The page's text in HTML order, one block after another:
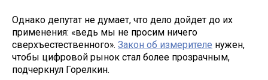
Однако депутат не думает, что дело дойдет до их
применения: «ведь мы не просим ничего
сверхъестественного». Закон об измерителе нужен,
чтобы цифровой рынок стал более прозрачным,
подчеркнул Горелкин.